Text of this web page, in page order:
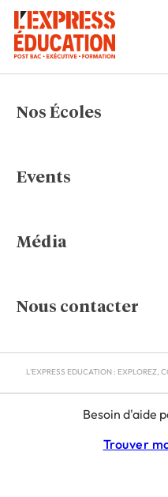
Besoin d'aide
Trouver
Nos Écoles
Events
Média
Nous contacter
L'EXPRESS EDUCATION : EXPLOREZ,